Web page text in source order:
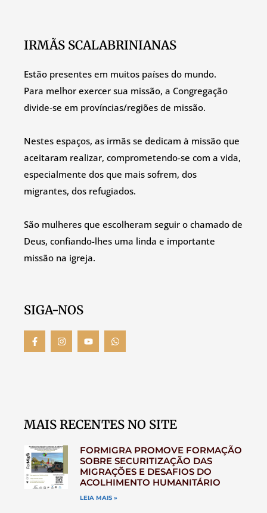
IRMÃS SCALABRINIANAS
Estão presentes em muitos países do mundo.
Para melhor exercer sua missão, a Congregação
divide-se em províncias/regiões de missão.
Nestes espaços, as irmãs se dedicam à missão que
aceitaram realizar, comprometendo-se com a vida,
especialmente dos que mais sofrem, dos
migrantes, dos refugiados.
São mulheres que escolheram seguir o chamado de
Deus, confiando-lhes uma linda e importante
missão na igreja.
SIGA-NOS
MAIS RECENTES NO SITE
FORMIGRA PROMOVE FORMAÇÃO
SOBRE SECURITIZAÇÃO DAS
MIGRAÇÕES E DESAFIOS DO
ACOLHIMENTO HUMANITÁRIO
LEIA MAIS »